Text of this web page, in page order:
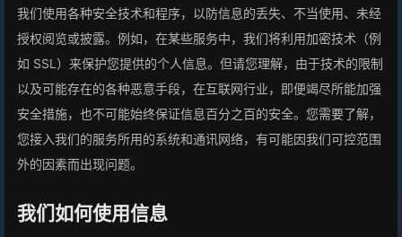
我们使用各种安全技术和程序，以防信息的丢失、不当使用、未经
授权阅览或披露。例如，在某些服务中，我们将利用加密技术（例
如 SSL）来保护您提供的个人信息。但请您理解，由于技术的限制
以及可能存在的各种恶意手段，在互联网行业，即便竭尽所能加强
安全措施，也不可能始终保证信息百分之百的安全。您需要了解，
您接入我们的服务所用的系统和通讯网络，有可能因我们可控范围
外的因素而出现问题。
我们如何使用信息